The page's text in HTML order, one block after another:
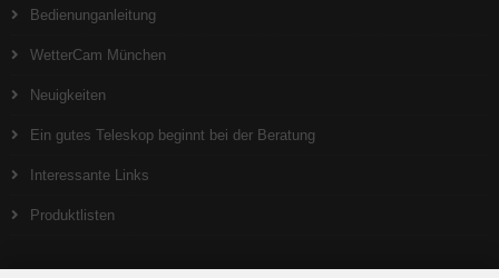
Bedienunganleitung
WetterCam München
Neuigkeiten
Ein gutes Teleskop beginnt bei der Beratung
Interessante Links
Produktlisten